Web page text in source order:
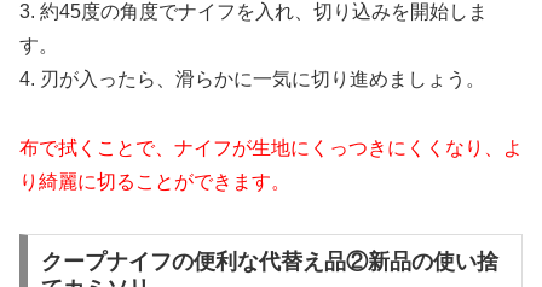
3. 約45度の角度でナイフを入れ、切り込みを開始しま
す。
4. 刃が入ったら、滑らかに一気に切り進めましょう。
布で拭くことで、ナイフが生地にくっつきにくくなり、よ
り綺麗に切ることができます。
クープナイフの便利な代替え品②新品の使い捨